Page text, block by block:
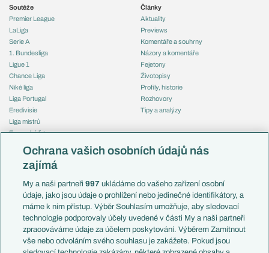
Soutěže
Premier League
LaLiga
Serie A
1. Bundesliga
Ligue 1
Chance Liga
Niké liga
Liga Portugal
Eredivisie
Liga mistrů
Evropská liga
Mistrovství světa
Liga národů
Témata
Představení týmů MS
EuroSkauting
PL v kostce
Evropské koeficienty
Přestupy
Články
Aktuality
Previews
Komentáře a souhrny
Názory a komentáře
Fejetony
Životopisy
Profily, historie
Rozhovory
Tipy a analýzy
Česko
Francie
Itálie
Německo
Španělsko
Argentina
Brazílie
Ochrana vašich osobních údajů nás
zajímá
My a naši partneři997 ukládáme do vašeho zařízení osobní
údaje, jako jsou údaje o prohlížení nebo jedinečné identifikátory, a
máme k nim přístup. Výběr Souhlasím umožňuje, aby sledovací
technologie podporovaly účely uvedené v části My a naši partneři
zpracováváme údaje za účelem poskytování. Výběrem Zamítnout
vše nebo odvoláním svého souhlasu je zakážete. Pokud jsou